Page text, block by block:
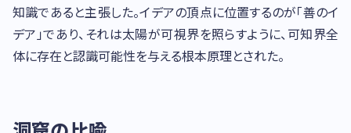
知識であると主張した。イデアの頂点に位置するのが「善のイ
デア」であり、それは太陽が可視界を照らすように、可知界全
体に存在と認識可能性を与える根本原理とされた。